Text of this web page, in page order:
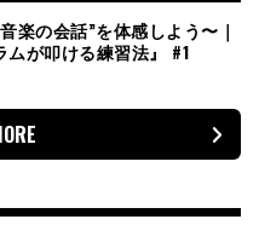
楽の会話”を体感しよう〜｜
が叩ける練習法』 #1